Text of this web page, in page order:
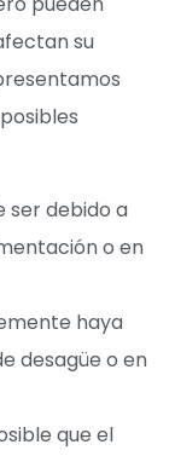
su
ser debido a
o en
haya
desagüe o en
que el